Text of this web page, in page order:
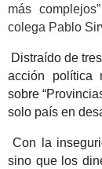
más
colega Pablo
Distraído de
acción política
sobre
solo país en
Con la
sino que los